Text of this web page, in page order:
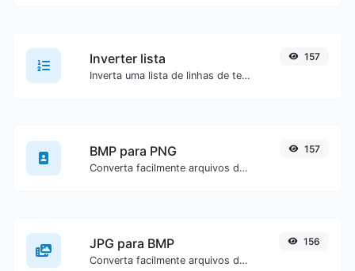
Inverter lista
Inverta uma lista de linhas de texto fornecidas.
157
BMP para PNG
Converta facilmente arquivos de imagem BMP para PNG.
157
JPG para BMP
Converta facilmente arquivos de imagem JPG para BMP.
156